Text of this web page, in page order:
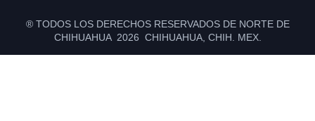
® TODOS LOS DERECHOS RESERVADOS DE NORTE DE
CHIHUAHUA 2026 CHIHUAHUA, CHIH. MEX.